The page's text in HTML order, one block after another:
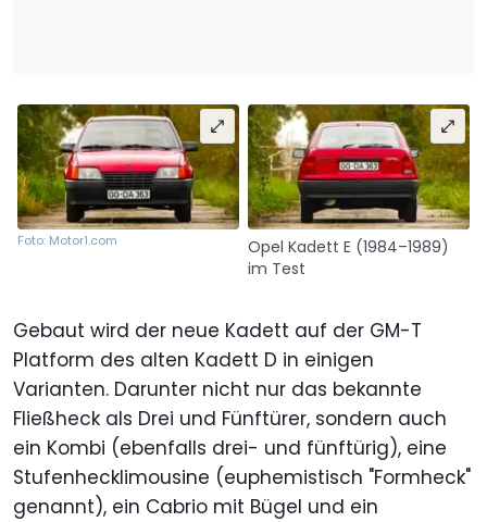
Foto: Motor1.com
Opel Kadett E (1984–1989)
im Test
Gebaut wird der neue Kadett auf der GM-T
Platform des alten Kadett D in einigen
Varianten. Darunter nicht nur das bekannte
Fließheck als Drei und Fünftürer, sondern auch
ein Kombi (ebenfalls drei- und fünftürig), eine
Stufenhecklimousine (euphemistisch "Formheck"
genannt), ein Cabrio mit Bügel und ein